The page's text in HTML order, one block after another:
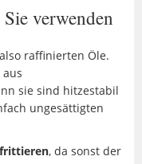
verwenden
raffinierten Öle.
sie sind hitzestabil
ungesättigten
frittieren, da sonst der